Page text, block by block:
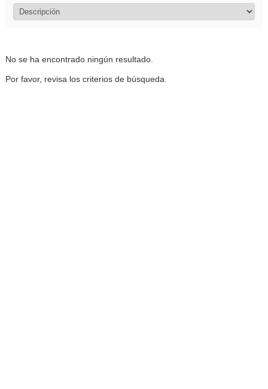
No se ha encontrado ningún resultado.
Por favor, revisa los criterios de búsqueda.